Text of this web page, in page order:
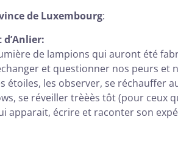
de Luxembourg:
de lampions qui auront été
et questionner nos peurs et
étoiles, les observer, se réchauffer
se réveiller trèèès tôt (pour ceux
apparait, écrire et raconter son